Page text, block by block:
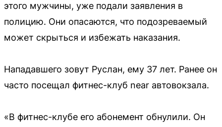
этого мужчины, уже подали заявления в
полицию. Они опасаются, что подозреваемый
может скрыться и избежать наказания.
Нападавшего зовут Руслан, ему 37 лет. Ранее он
часто посещал фитнес-клуб near автовокзала.
«В фитнес-клубе его абонемент обнулили. Он